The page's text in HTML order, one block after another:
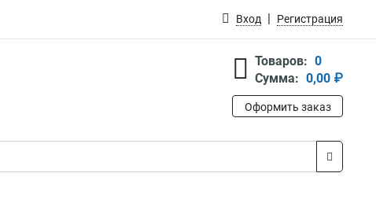
Вход Регистрация
Товаров: 0
Сумма: 0,00 ₽
Оформить заказ